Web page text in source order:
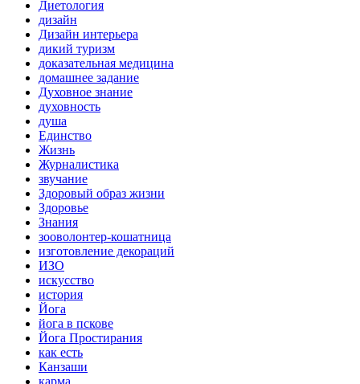
Диетология
дизайн
Дизайн интерьера
дикий туризм
доказательная медицина
домашнее задание
Духовное знание
духовность
душа
Единство
Жизнь
Журналистика
звучание
Здоровый образ жизни
Здоровье
Знания
зооволонтер-кошатница
изготовление декораций
ИЗО
искусство
история
Йога
йога в пскове
Йога Простирания
как есть
Канзаши
карма